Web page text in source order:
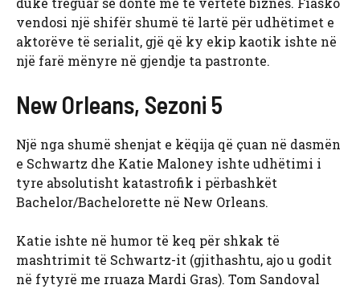
vendosi një shifër shumë të lartë për udhëtimet e
aktorëve të serialit, gjë që ky ekip kaotik ishte në
një farë mënyre në gjendje ta pastronte.
New Orleans, Sezoni 5
Një nga shumë shenjat e këqija që çuan në dasmën
e Schwartz dhe Katie Maloney ishte udhëtimi i
tyre absolutisht katastrofik i përbashkët
Bachelor/Bachelorette në New Orleans.
Katie ishte në humor të keq për shkak të
mashtrimit të Schwartz-it (gjithashtu, ajo u godit
në fytyrë me rruaza Mardi Gras). Tom Sandoval